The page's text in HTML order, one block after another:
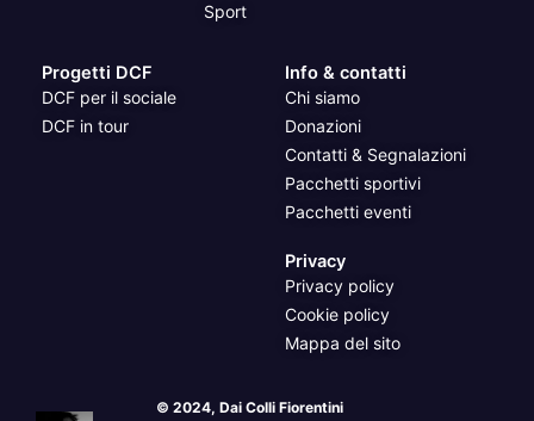
Sport
Progetti DCF
DCF per il sociale
DCF in tour
Info & contatti
Chi siamo
Donazioni
Contatti & Segnalazioni
Pacchetti sportivi
Pacchetti eventi
Privacy
Privacy policy
Cookie policy
Mappa del sito
© 2024, Dai Colli Fiorentini